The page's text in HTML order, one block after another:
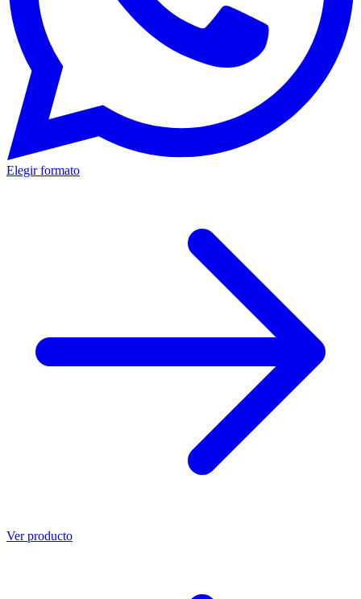
Elegir formato
Ver producto